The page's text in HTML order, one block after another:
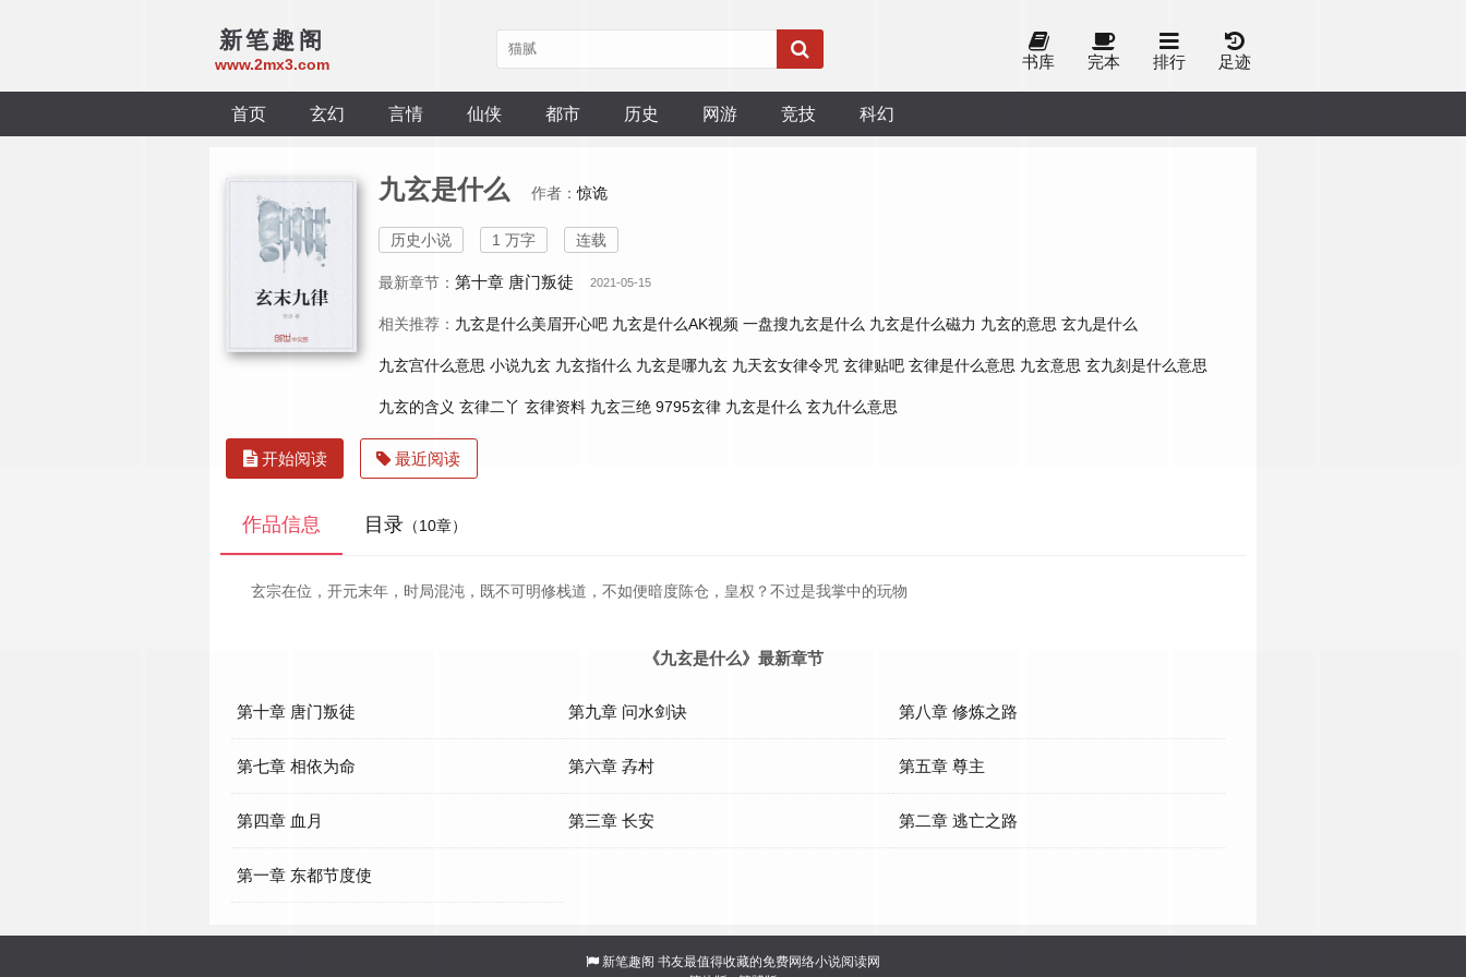
新笔趣阁
www.2mx3.com 书库 完本 排行 足迹
首页 玄幻 言情 仙侠 都市 历史 网游 竞技 科幻
九玄是什么 作者：惊诡
历史小说 1 万字 连载
最新章节： 第十章 唐门叛徒 2021-05-15
相关推荐： 九玄是什么美眉开心吧 九玄是什么AK视频 一盘搜九玄是什么 九玄是什么磁力 九玄的意思 玄九是什么
九玄宫什么意思 小说九玄 九玄指什么 九玄是哪九玄 九天玄女律令咒 玄律贴吧 玄律是什么意思 九玄意思 玄九刻是什么意思
九玄的含义 玄律二丫 玄律资料 九玄三绝 9795玄律 九玄是什么 玄九什么意思
开始阅读 最近阅读
作品信息 目录 （10章）
玄宗在位，开元末年，时局混沌，既不可明修栈道，不如便暗度陈仓，皇权？不过是我掌中的玩物
《九玄是什么》最新章节
第十章 唐门叛徒 第九章 问水剑诀 第八章 修炼之路
第七章 相依为命 第六章 孨村 第五章 尊主
第四章 血月 第三章 长安 第二章 逃亡之路
第一章 东都节度使
新笔趣阁 书友最值得收藏的免费网络小说阅读网